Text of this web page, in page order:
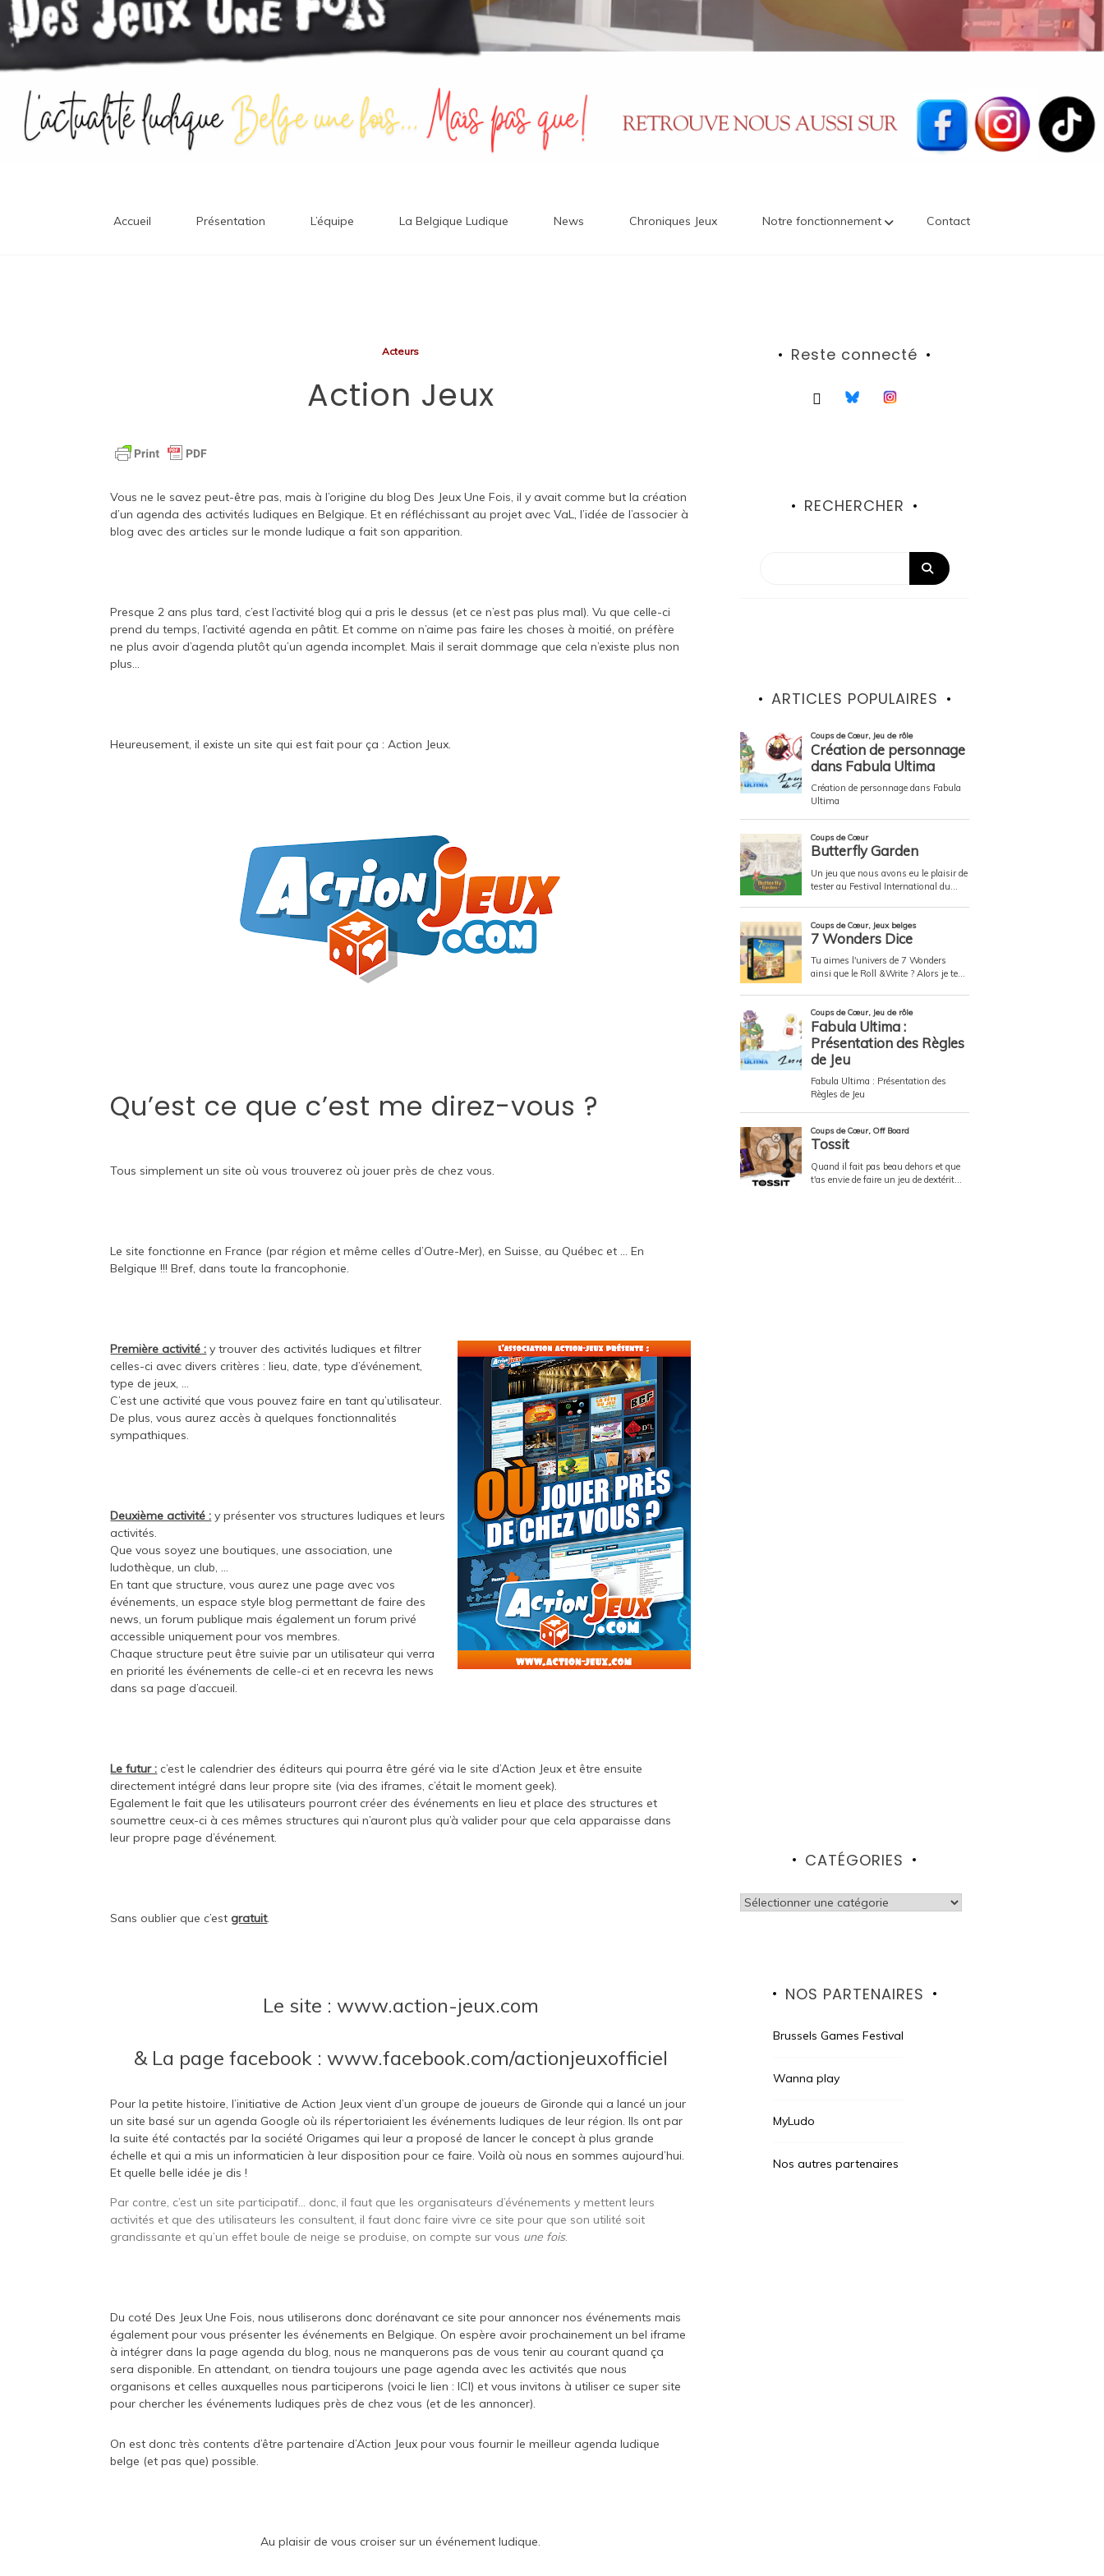
Accueil Présentation L’équipe La Belgique Ludique News Chroniques Jeux Notre fonctionnement Contact
Acteurs
Action Jeux
Vous ne le savez peut-être pas, mais à l’origine du blog Des Jeux Une Fois, il y avait comme but la création
d’un agenda des activités ludiques en Belgique. Et en réfléchissant au projet avec VaL, l’idée de l’associer à
blog avec des articles sur le monde ludique a fait son apparition.
Presque 2 ans plus tard, c’est l’activité blog qui a pris le dessus (et ce n’est pas plus mal). Vu que celle-ci
prend du temps, l’activité agenda en pâtit. Et comme on n’aime pas faire les choses à moitié, on préfère
ne plus avoir d’agenda plutôt qu’un agenda incomplet. Mais il serait dommage que cela n’existe plus non
plus…
Heureusement, il existe un site qui est fait pour ça :Action Jeux.
Qu’est ce que c’est me direz-vous ?
Tous simplement un site où vous trouverez où jouer près de chez vous.
Le site fonctionne en France (par région et même celles d’Outre-Mer), en Suisse, au Québec et …En
Belgique !!! Bref, dans toute la francophonie.
Première activité : y trouver des activités ludiques et filtrer
celles-ci avec divers critères : lieu, date, type d’événement,
type de jeux, …
C’est une activité que vous pouvez faire en tant qu’utilisateur.
De plus, vous aurez accès à quelques fonctionnalités
sympathiques.
Deuxième activité : y présenter vos structures ludiques et leurs
activités.
Que vous soyez une boutiques, une association, une
ludothèque, un club, …
En tant que structure, vous aurez une page avec vos
événements, un espace style blog permettant de faire des
news, un forum publique mais également un forum privé
accessible uniquement pour vos membres.
Chaque structure peut être suivie par un utilisateur qui verra
en priorité les événements de celle-ci et en recevra les news
dans sa page d’accueil.
Le futur : c’est le calendrier des éditeurs qui pourra être géré via le site d’Action Jeux et être ensuite
directement intégré dans leur propre site (via des iframes, c’était le moment geek).
Egalement le fait que les utilisateurs pourront créer des événements en lieu et place des structures et
soumettre ceux-ci à ces mêmes structures qui n’auront plus qu’à valider pour que cela apparaisse dans
leur propre page d’événement.
Sans oublier que c’est gratuit.
Le site : www.action-jeux.com
& La page facebook : www.facebook.com/actionjeuxofficiel
Pour la petite histoire, l’initiative de Action Jeux vient d’un groupe de joueurs de Gironde qui a lancé un jour
un site basé sur un agenda Google où ils répertoriaient les événements ludiques de leur région. Ils ont par
la suite été contactés par la société Origames qui leur a proposé de lancer le concept à plus grande
échelle et qui a mis un informaticien à leur disposition pour ce faire. Voilà où nous en sommes aujourd’hui.
Et quelle belle idée je dis !
Par contre, c’est un site participatif… donc, il faut que les organisateurs d’événements y mettent leurs
activités et que des utilisateurs les consultent, il faut donc faire vivre ce site pour que son utilité soit
grandissante et qu’un effet boule de neige se produise, on compte sur vous une fois.
Du coté Des Jeux Une Fois, nous utiliserons donc dorénavant ce site pour annoncer nos événements mais
également pour vous présenter les événements en Belgique. On espère avoir prochainement un bel iframe
à intégrer dans la page agenda du blog, nous ne manquerons pas de vous tenir au courant quand ça
sera disponible. En attendant, on tiendra toujours une page agenda avec les activités que nous
organisons et celles auxquelles nous participerons (voici le lien :ICI) et vous invitons à utiliser ce super site
pour chercher les événements ludiques près de chez vous (et de les annoncer).
On est donc très contents d’être partenaire d’Action Jeux pour vous fournir le meilleur agenda ludique
belge (et pas que) possible.
Au plaisir de vous croiser sur un événement ludique.
Reste connecté
RECHERCHER
ARTICLES POPULAIRES
CATÉGORIES
Catégories
NOS PARTENAIRES
Brussels Games Festival
Wanna play
MyLudo
Nos autres partenaires